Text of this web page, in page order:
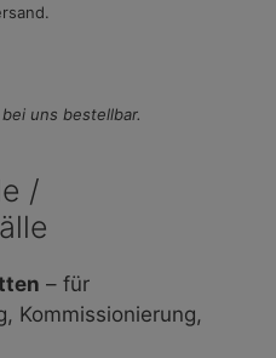
uns bestellbar.
/
– für
Kommissionierung,